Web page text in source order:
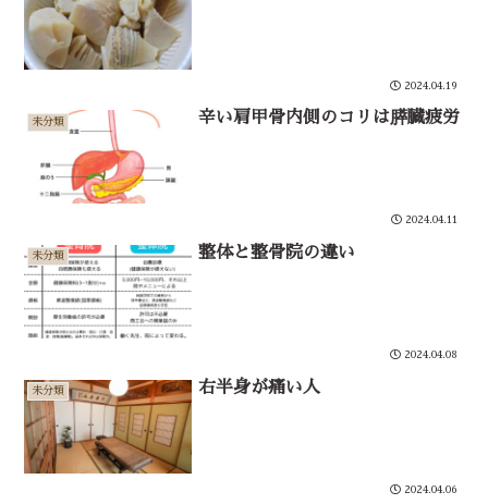
2024.04.19
未分類 辛い肩甲骨内側のコリは膵臓疲労
2024.04.11
未分類 整体と整骨院の違い
2024.04.08
未分類 右半身が痛い人
2024.04.06